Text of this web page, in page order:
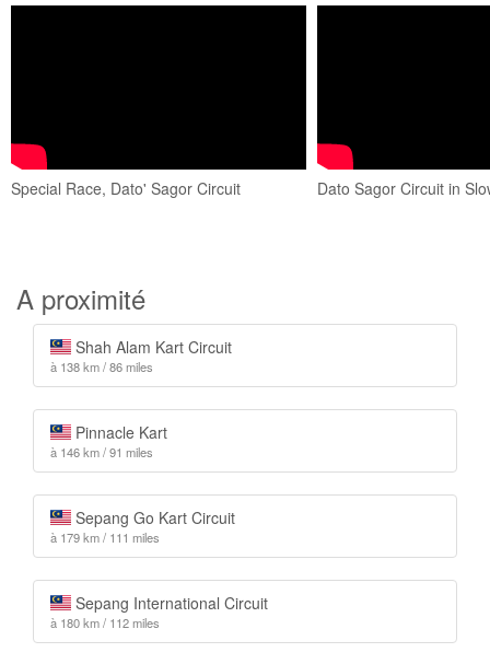
Special Race, Dato' Sagor Circuit Dato Sagor Circuit in
A proximité
Shah Alam Kart Circuit
à 138 km / 86 miles
Pinnacle Kart
à 146 km / 91 miles
Sepang Go Kart Circuit
à 179 km / 111 miles
Sepang International Circuit
à 180 km / 112 miles